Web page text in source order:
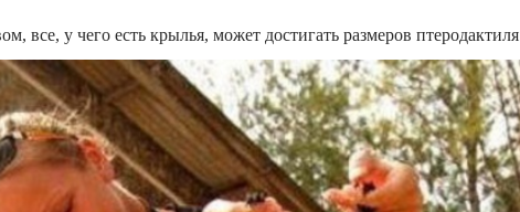
все, у чего есть крылья, может достигать размеров птеродактиля